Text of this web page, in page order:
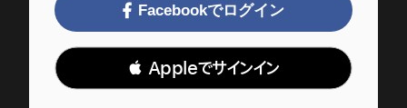
Facebookでログイン
 Appleでサインイン